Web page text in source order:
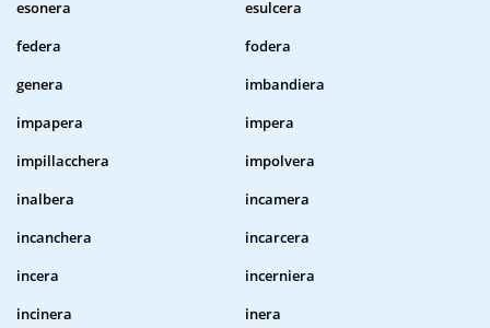
esonera
esulcera
federa
fodera
genera
imbandiera
impapera
impera
impillacchera
impolvera
inalbera
incamera
incanchera
incarcera
incera
incerniera
incinera
inera